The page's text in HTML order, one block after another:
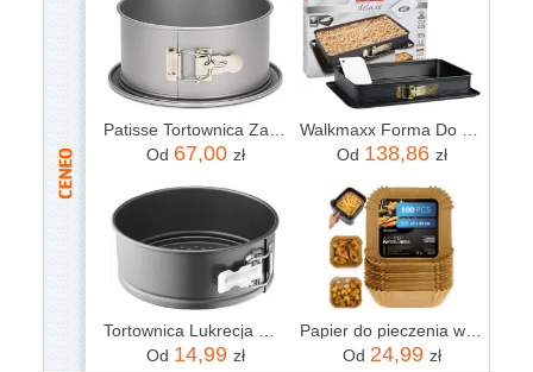
Od 67,00 zł
Od 138,86 zł
Od 14,99 zł
Papier do pieczenia wkładki do frytkownicy Airfryer 23cm podzielony na arkusze Berdsen brązowy (364906)
Od 24,99 zł